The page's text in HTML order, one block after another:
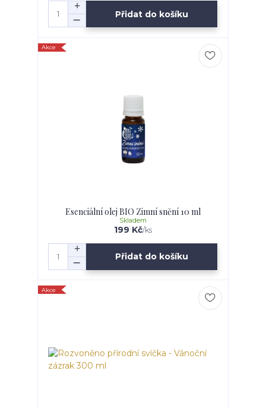
Přidat do košíku
Akce
Esenciální olej BIO Zimní snění 10 ml
199 Kč/ks
Skladem
Přidat do košíku
Akce